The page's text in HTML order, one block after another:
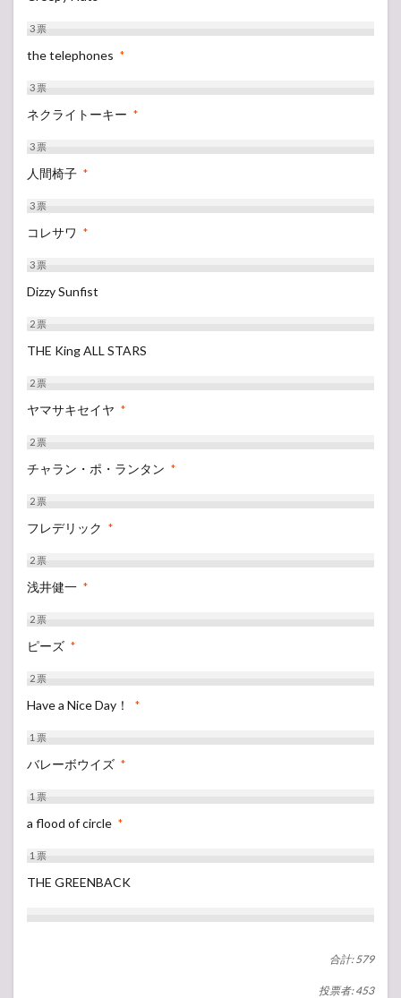
3票
the telephones *
3票
ネクライトーキー *
3票
人間椅子 *
3票
コレサワ *
3票
Dizzy Sunfist
2票
THE King ALL STARS
2票
ヤマサキセイヤ *
2票
チャラン・ポ・ランタン *
2票
フレデリック *
2票
浅井健一 *
2票
ピーズ *
2票
Have a Nice Day！ *
1票
バレーボウイズ *
1票
a flood of circle *
1票
THE GREENBACK
合計: 579
投票者: 453